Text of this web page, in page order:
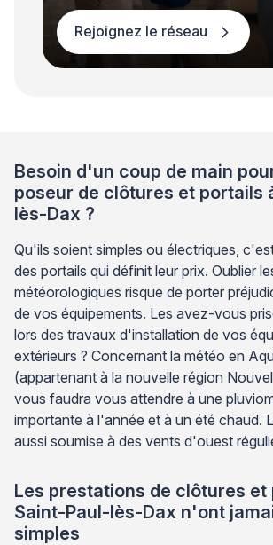
Rejoignez le réseau
Besoin d'un coup de main
poseur de clôtures et portails
lès-Dax ?
Qu'ils soient simples ou électriques,
des portails qui définit leur prix. Oublier
météorologiques risque de porter
de vos équipements. Les avez-vous
lors des travaux d'installation de vos
extérieurs ? Concernant la météo en
(appartenant à la nouvelle région
vous faudra vous attendre à une
importante à l'année et à un été chaud.
aussi soumise à des vents d'ouest
Les prestations de clôtures et
Saint-Paul-lès-Dax n'ont
simples